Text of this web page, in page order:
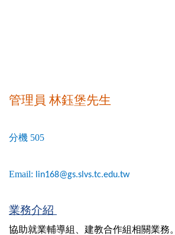
管理員 林鈺堡先生
分機 505
Email: lin168@gs.slvs.tc.edu.tw
業務介紹
協助就業輔導組、建教合作組相關業務。